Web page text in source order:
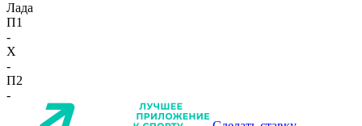
Лада
П1
-
X
-
П2
-